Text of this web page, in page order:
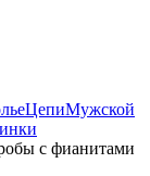
ЦепиМужской
c фианитами